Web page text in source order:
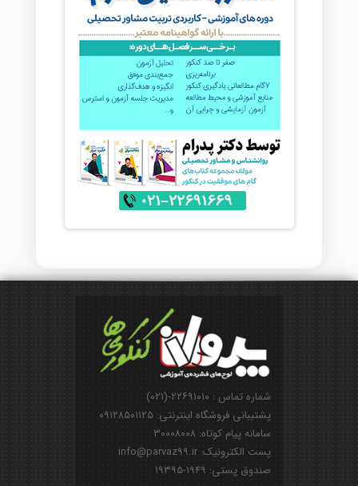
شماره تماس : ۲۲۶۹۱۰۱۰-(۰۲۱)
پشتیبانی فروشگاه اینترنتی: ۰۹۱۲۸۵۰۱۱۲۵
سامانه پیام کوتاه: ۳۰۰۰۸۰۰۸
پست الکترونیک: info@parvaz99.ir
صندوق پستی: ۱۹۴۹-۱۹۳۹۵